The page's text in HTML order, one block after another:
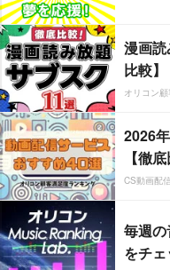
漫画
比較】
オリコン
2026
【徹
CS動画配
毎週
をチェ